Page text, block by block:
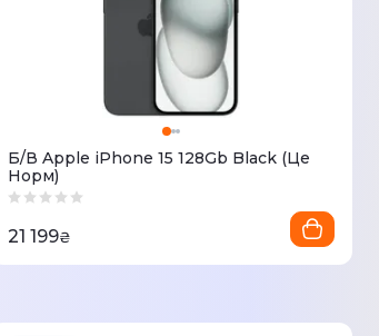
Б/В Apple iPhone 15 128Gb Black (Це
Норм)
21 199₴